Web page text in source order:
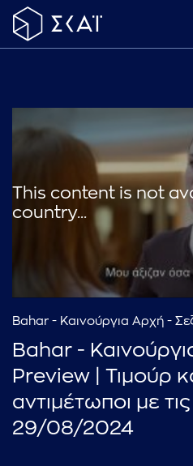
This content is not
country...
Bahar - Καινούργια Αρχή -
Bahar -
Preview | Τιμούρ
αντιμέτωποι με τις
29/08/2024